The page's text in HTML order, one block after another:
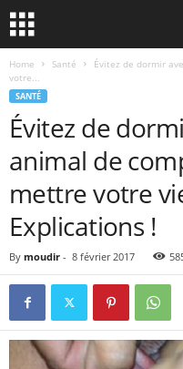
Home Santé
Évitez de dormir
votre...
SANTÉ
Évitez de
animal de
mettre votre
Explications !
By moudir - 8 février 2017